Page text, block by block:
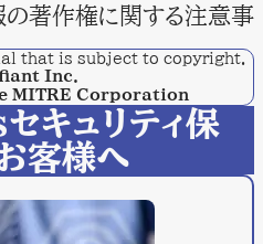
の著作権に関する注意事
that is subject to copyright.
Inc.
MITRE Corporation
キュリティ保
客様へ